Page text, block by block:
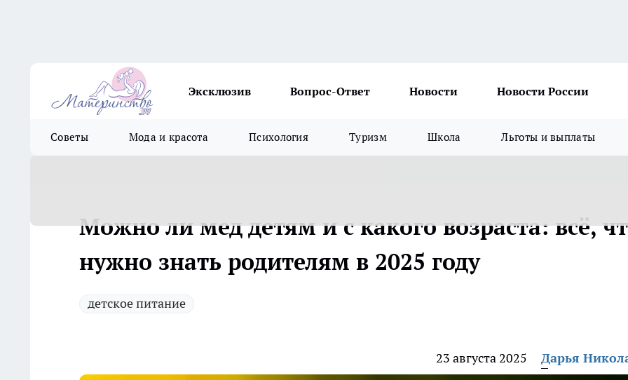
Эксклюзив Вопрос-Ответ Новости Новости России
Советы Мода и красота Психология Туризм Школа Льготы и выплаты
Можно ли мед детям и с какого возраста: всё,
нужно знать родителям в 2025 году
детское питание
23 августа 2025 Дарья